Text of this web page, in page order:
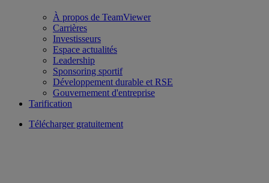
À propos de TeamViewer
Carrières
Investisseurs
Espace actualités
Leadership
Sponsoring sportif
Développement durable et RSE
Gouvernement d'entreprise
Tarification
Télécharger gratuitement